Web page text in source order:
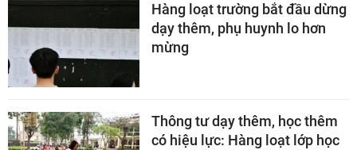
Hàng loạt trường bắt đầu dừng
dạy thêm, phụ huynh lo hơn
mừng
Thông tư dạy thêm, học thêm
có hiệu lực: Hàng loạt lớp học